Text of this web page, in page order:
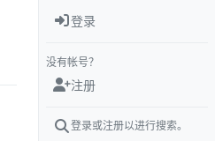
登录
没有帐号？
注册
登录或注册以进行搜索。